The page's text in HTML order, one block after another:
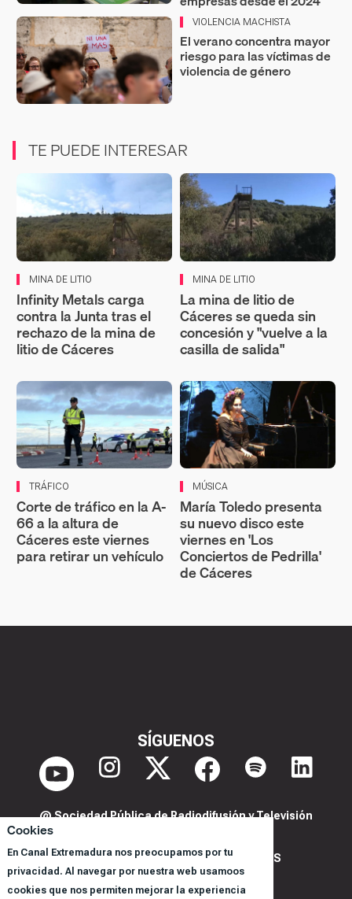
Cookies
En Canal Extremadura nos preocupamos por tu
privacidad. Al navegar por nuestra web usamoos
cookies que nos permiten mejorar la experiencia
VIOLENCIA MACHISTA
El verano concentra mayor
riesgo para las víctimas de
violencia de género
TE PUEDE INTERESAR
MINA DE LITIO
Infinity Metals carga
contra la Junta tras el
rechazo de la mina de
litio de Cáceres
MINA DE LITIO
La mina de litio de
Cáceres se queda sin
concesión y "vuelve a la
casilla de salida"
TRÁFICO
Corte de tráfico en la A-
66 a la altura de
Cáceres este viernes
para retirar un vehículo
MÚSICA
María Toledo presenta
su nuevo disco este
viernes en 'Los
Conciertos de Pedrilla'
de Cáceres
SÍGUENOS
@ Sociedad Pública de Radiodifusión y Televisión
POLITICA DE PRIVACIDAD Y COOKIES